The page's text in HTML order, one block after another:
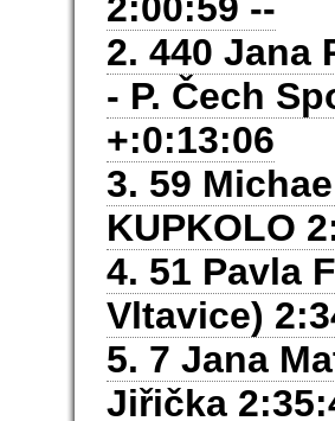
2:00:59 --
2. 440 Jana
- P. Čech
+:0:13:06
3. 59
KUPKOLO
4. 51 Pavla
Vltavice)
5. 7 Jana
Jiřička